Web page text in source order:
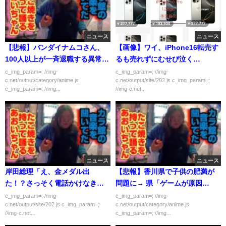
ニュース
【悲報】バンダイナムコさん、
100人以上が一斉退職する異常事
態に…
c_img_param=; //img-
c.net/output/category/anime.js
c_img_param=; //img...
ニュース
【画像】ワイ、iPhone16転売す
るも売れずにむせび泣く…
c_img_param=; //img-
c.net/output/site/202.js c_img_param=;
//img-c.net...
ニュース
岸田総理「え、金メダル出
た！？さっそく電話かけなき
ゃ！」（画像あり）
c_img_param=; //img-
c.net/output/site/202.js c_img_param=;
//img-c.net...
ニュース
【悲報】香川県で子供の肥満が
問題に→ 県「ゲームが原因
だ！」県民（うどんのせいで
は・・・？）
c_img_param=; //img-
c.net/output/category/anime.js
c_img_param=; //img...